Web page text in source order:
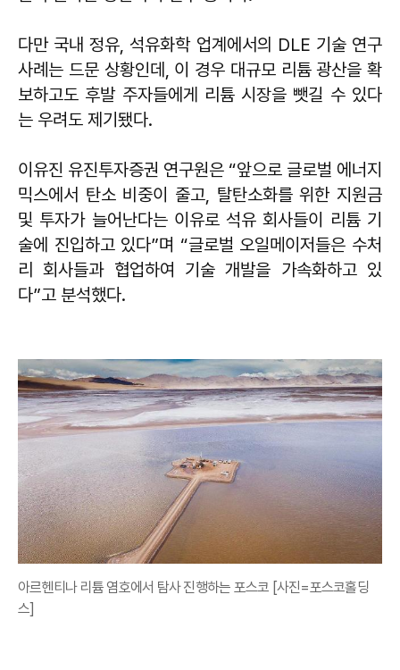
다만 국내 정유, 석유화학 업계에서의 DLE 기술 연구
사례는 드문 상황인데, 이 경우 대규모 리튬 광산을 확
보하고도 후발 주자들에게 리튬 시장을 뺏길 수 있다
는 우려도 제기됐다.
이유진 유진투자증권 연구원은 “앞으로 글로벌 에너지
믹스에서 탄소 비중이 줄고, 탈탄소화를 위한 지원금
및 투자가 늘어난다는 이유로 석유 회사들이 리튬 기
술에 진입하고 있다”며 “글로벌 오일메이저들은 수처
리 회사들과 협업하여 기술 개발을 가속화하고 있
다”고 분석했다.
아르헨티나 리튬 염호에서 탐사 진행하는 포스코 [사진=포스코홀딩
스]